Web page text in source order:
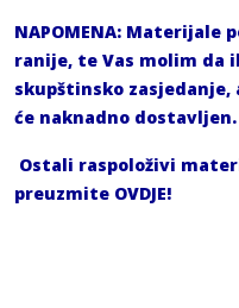
NAPOMENA: Materijale
ranije, te Vas molim da
skupštinsko
će naknadno dostavljen.
Ostali raspoloživi
preuzmite OVDJE!